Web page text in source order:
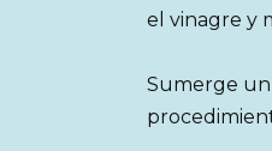
el vinagre y
Sumerge un